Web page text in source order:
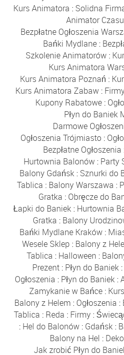
Kurs Animatora : Solidna
Animator
Bezpłatne Ogłoszenia
Bańki Mydlane:
Szkolenie Animatorów:
Kurs Animatora
Kurs Animatora Poznań :
Kurs Animatora Zabaw :
Kupony Rabatowe :
Płyn do Baniek
Darmowe
Ogłoszenia Trójmiasto :
Bezpłatne Ogłoszenia
Hurtownia Balonów : Party
Balony Gdańsk : Sznurki do
Tablica : Balony Warszawa :
Gratka : Obręcze do
Łapki do Baniek: Hurtownia
Gratka : Balony
Bańki Mydlane Kraków :
Wesele Sklep : Balony z
Tablica : Halloween :
Prezent : Płyn do Baniek :
Ogłoszenia : Płyn do Baniek :
Zamykanie w Bańce :
Balony z Helem : Ogłoszenia :
Tablica : Reda : Firmy:
: Hel do Balonów: Gdańsk:
Balony na Hel :
Jak zrobić Płyn do